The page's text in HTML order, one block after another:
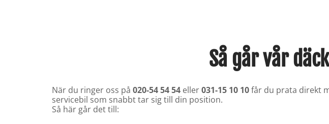
Så går vår
När du ringer oss på 020-54 54 54 eller031-15 10 10får du prata direkt
servicebil som snabbt tar sig till din position.
Så här går det till: